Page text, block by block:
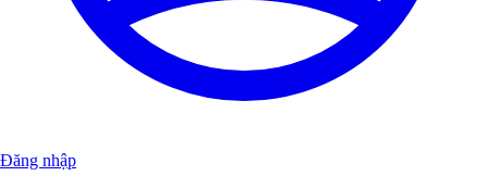
Đăng nhập